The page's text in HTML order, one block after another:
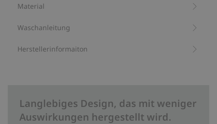
für Spielzeug, Stofftiere oder kleine Kleidungsstücke. Mit
verschiedene Räume ein und sorgt für eine verspielte Note.
Durchmesser: 34 cm
Material
Waschanleitung
Herstellerinformaiton
Langlebiges Design, das mit weniger
Auswirkungen hergestellt wird.